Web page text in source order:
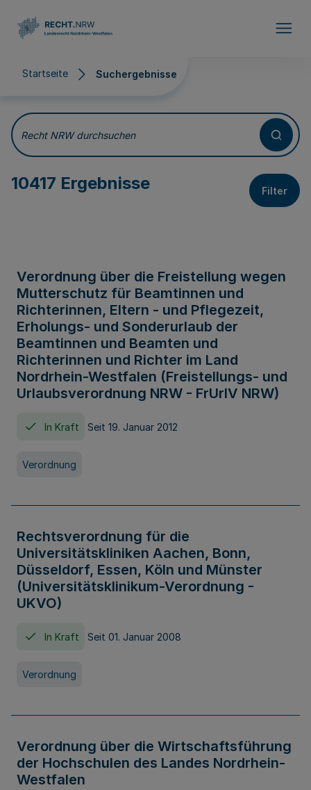
Startseite Suchergebnisse
Suchergebnisse
Recht NRW durchsuchen
10417 Ergebnisse Filter
Verordnung über die Freistellung wegen
Mutterschutz für Beamtinnen und
Richterinnen, Eltern - und Pflegezeit,
Erholungs- und Sonderurlaub der
Beamtinnen und Beamten und
Richterinnen und Richter im Land
Nordrhein-Westfalen (Freistellungs- und
Urlaubsverordnung NRW - FrUrlV NRW)
In Kraft Seit 19. Januar 2012
Verordnung
Rechtsverordnung für die
Universitätskliniken Aachen, Bonn,
Düsseldorf, Essen, Köln und Münster
(Universitätsklinikum-Verordnung -
UKVO)
In Kraft Seit 01. Januar 2008
Verordnung
Verordnung über die Wirtschaftsführung
der Hochschulen des Landes Nordrhein-
Westfalen